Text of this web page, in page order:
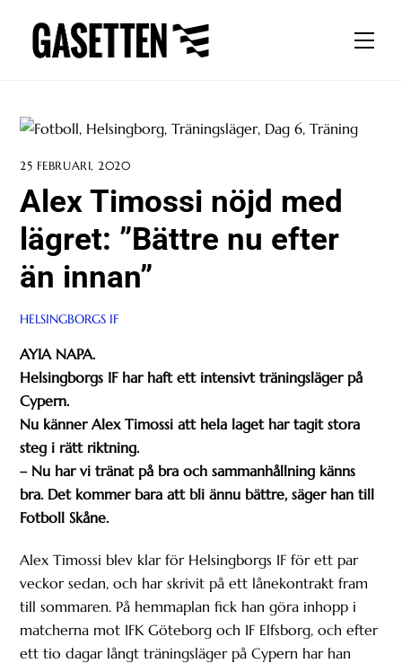
content
25 FEBRUARI, 2020
Alex Timossi nöjd med
lägret: ”Bättre nu efter
än innan”
HELSINGBORGS IF
AYIA NAPA.
Helsingborgs IF har haft ett intensivt träningsläger på
Cypern.
Nu känner Alex Timossi att hela laget har tagit stora
steg i rätt riktning.
– Nu har vi tränat på bra och sammanhållning känns
bra. Det kommer bara att bli ännu bättre, säger han till
Fotboll Skåne.
Alex Timossi blev klar för Helsingborgs IF för ett par
veckor sedan, och har skrivit på ett lånekontrakt fram
till sommaren. På hemmaplan fick han göra inhopp i
matcherna mot IFK Göteborg och IF Elfsborg, och efter
ett tio dagar långt träningsläger på Cypern har han